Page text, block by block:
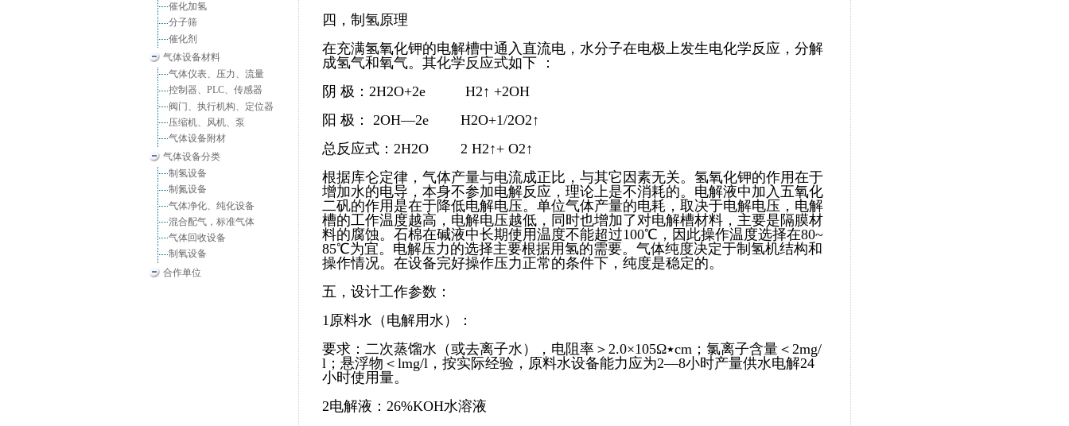
催化加氢
分子筛
催化剂
气体设备材料
气体仪表、压力、流量
控制器、PLC、传感器
阀门、执行机构、定位器
压缩机、风机、泵
气体设备附材
气体设备分类
制氢设备
制氮设备
气体净化、纯化设备
混合配气，标准气体
气体回收设备
制氧设备
合作单位
四，制氢原理
在充满氢氧化钾的电解槽中通入直流电，水分子在电极上发生电化学反应，分解
成氢气和氧气。其化学反应式如下 ：
阴 极：2H2O+2e H2↑ +2OH
阳 极： 2OH—2e H2O+1/2O2↑
总反应式：2H2O 2 H2↑+ O2↑
根据库仑定律，气体产量与电流成正比，与其它因素无关。氢氧化钾的作用在于
增加水的电导，本身不参加电解反应，理论上是不消耗的。电解液中加入五氧化
二矾的作用是在于降低电解电压。单位气体产量的电耗，取决于电解电压，电解
槽的工作温度越高，电解电压越低，同时也增加了对电解槽材料，主要是隔膜材
料的腐蚀。石棉在碱液中长期使用温度不能超过100℃，因此操作温度选择在80~
85℃为宜。电解压力的选择主要根据用氢的需要。气体纯度决定于制氢机结构和
操作情况。在设备完好操作压力正常的条件下，纯度是稳定的。
五，设计工作参数：
1原料水（电解用水）：
要求：二次蒸馏水（或去离子水），电阻率＞2.0×105Ω٭cm；氯离子含量＜2mg/
l；悬浮物＜lmg/l，按实际经验，原料水设备能力应为2—8小时产量供水电解24
小时使用量。
2电解液：26%KOH水溶液